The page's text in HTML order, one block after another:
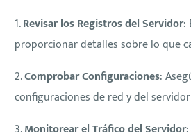
1.Revisar los Registros del Servidor:
proporcionar detalles sobre lo que
2.Comprobar Configuraciones:
configuraciones de red y del
3.Monitorear el Tráfico del Servidor